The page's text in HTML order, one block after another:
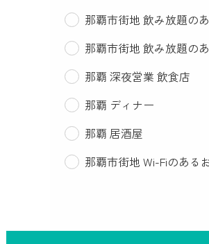
那覇市街地 飲み放題の
那覇市街地 飲み放題の
那覇 深夜営業 飲食店
那覇 ディナー
那覇 居酒屋
那覇市街地 Wi-Fiのある